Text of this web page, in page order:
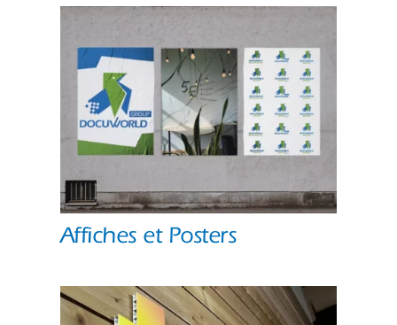
Affiches et Posters